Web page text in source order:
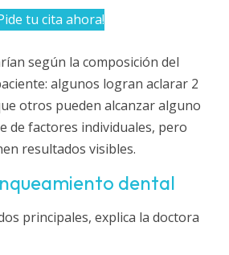
tu cita ahora!
según la composición del
algunos logran aclarar 2
otros pueden alcanzar alguno
de factores individuales, pero
resultados visibles.
dental
principales, explica la doctora